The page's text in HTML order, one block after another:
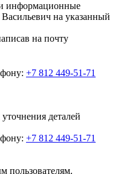
информационные
на указанный
на почту
+7 812 449-51-71
деталей
+7 812 449-51-71
пользователям.